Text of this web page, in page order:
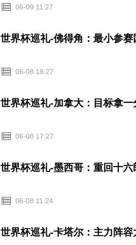
06-09 11:27
世界杯巡礼-佛得角：最小参
06-08 18:27
世界杯巡礼-加拿大：目标拿
06-08 17:27
世界杯巡礼-墨西哥：重回十
06-08 11:24
世界杯巡礼-卡塔尔：主力阵